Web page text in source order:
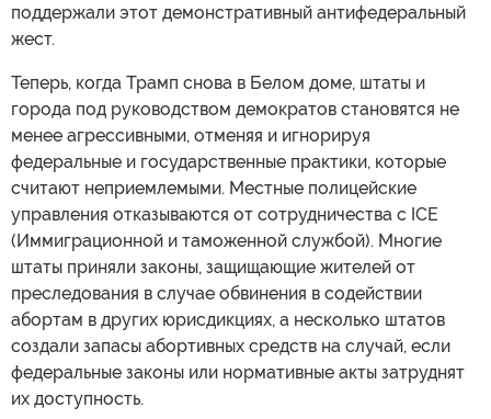
поддержали этот демонстративный антифедеральный
жест.
Теперь, когда Трамп снова в Белом доме, штаты и
города под руководством демократов становятся не
менее агрессивными, отменяя и игнорируя
федеральные и государственные практики, которые
считают неприемлемыми. Местные полицейские
управления отказываются от сотрудничества с ICE
(Иммиграционной и таможенной службой). Многие
штаты приняли законы, защищающие жителей от
преследования в случае обвинения в содействии
абортам в других юрисдикциях, а несколько штатов
создали запасы абортивных средств на случай, если
федеральные законы или нормативные акты затруднят
их доступность.